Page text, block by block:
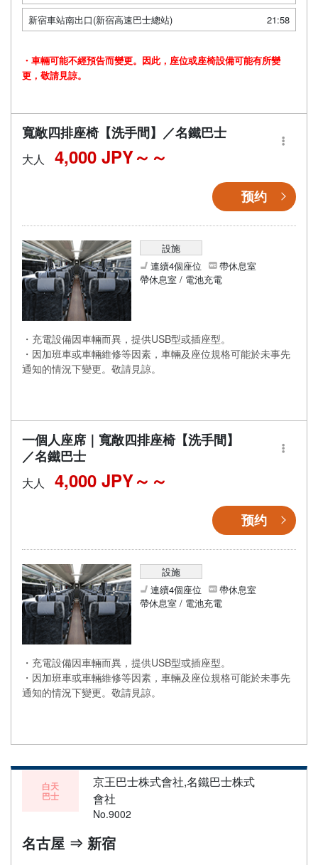
新宿車站南出口(新宿高速巴士總站)
21:58
・車輛可能不經預告而變更。因此，座位或座椅設備可能有所變
更，敬請見諒。
寬敞四排座椅【洗手間】／名鐵巴士
大人 4,000 JPY～
预约
設施
連續4個座位
帶休息室
帶休息室 / 電池充電
・充電設備因車輛而異，提供USB型或插座型。
・因加班車或車輛維修等因素，車輛及座位規格可能於未事先
通知的情況下變更。敬請見諒。
一個人座席｜寬敞四排座椅【洗手間】
／名鐵巴士
大人 4,000 JPY～
预约
設施
連續4個座位
帶休息室
帶休息室 / 電池充電
・充電設備因車輛而異，提供USB型或插座型。
・因加班車或車輛維修等因素，車輛及座位規格可能於未事先
通知的情況下變更。敬請見諒。
白天
巴士
京王巴士株式會社,名鐵巴士株式
會社
No.9002
名古屋 ⇒ 新宿